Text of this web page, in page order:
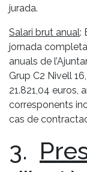
jurada.
Salari brut anual:
jornada
anuals de
Grup C2 Nivell
21.821,04 euros,
corresponents
cas de
3.